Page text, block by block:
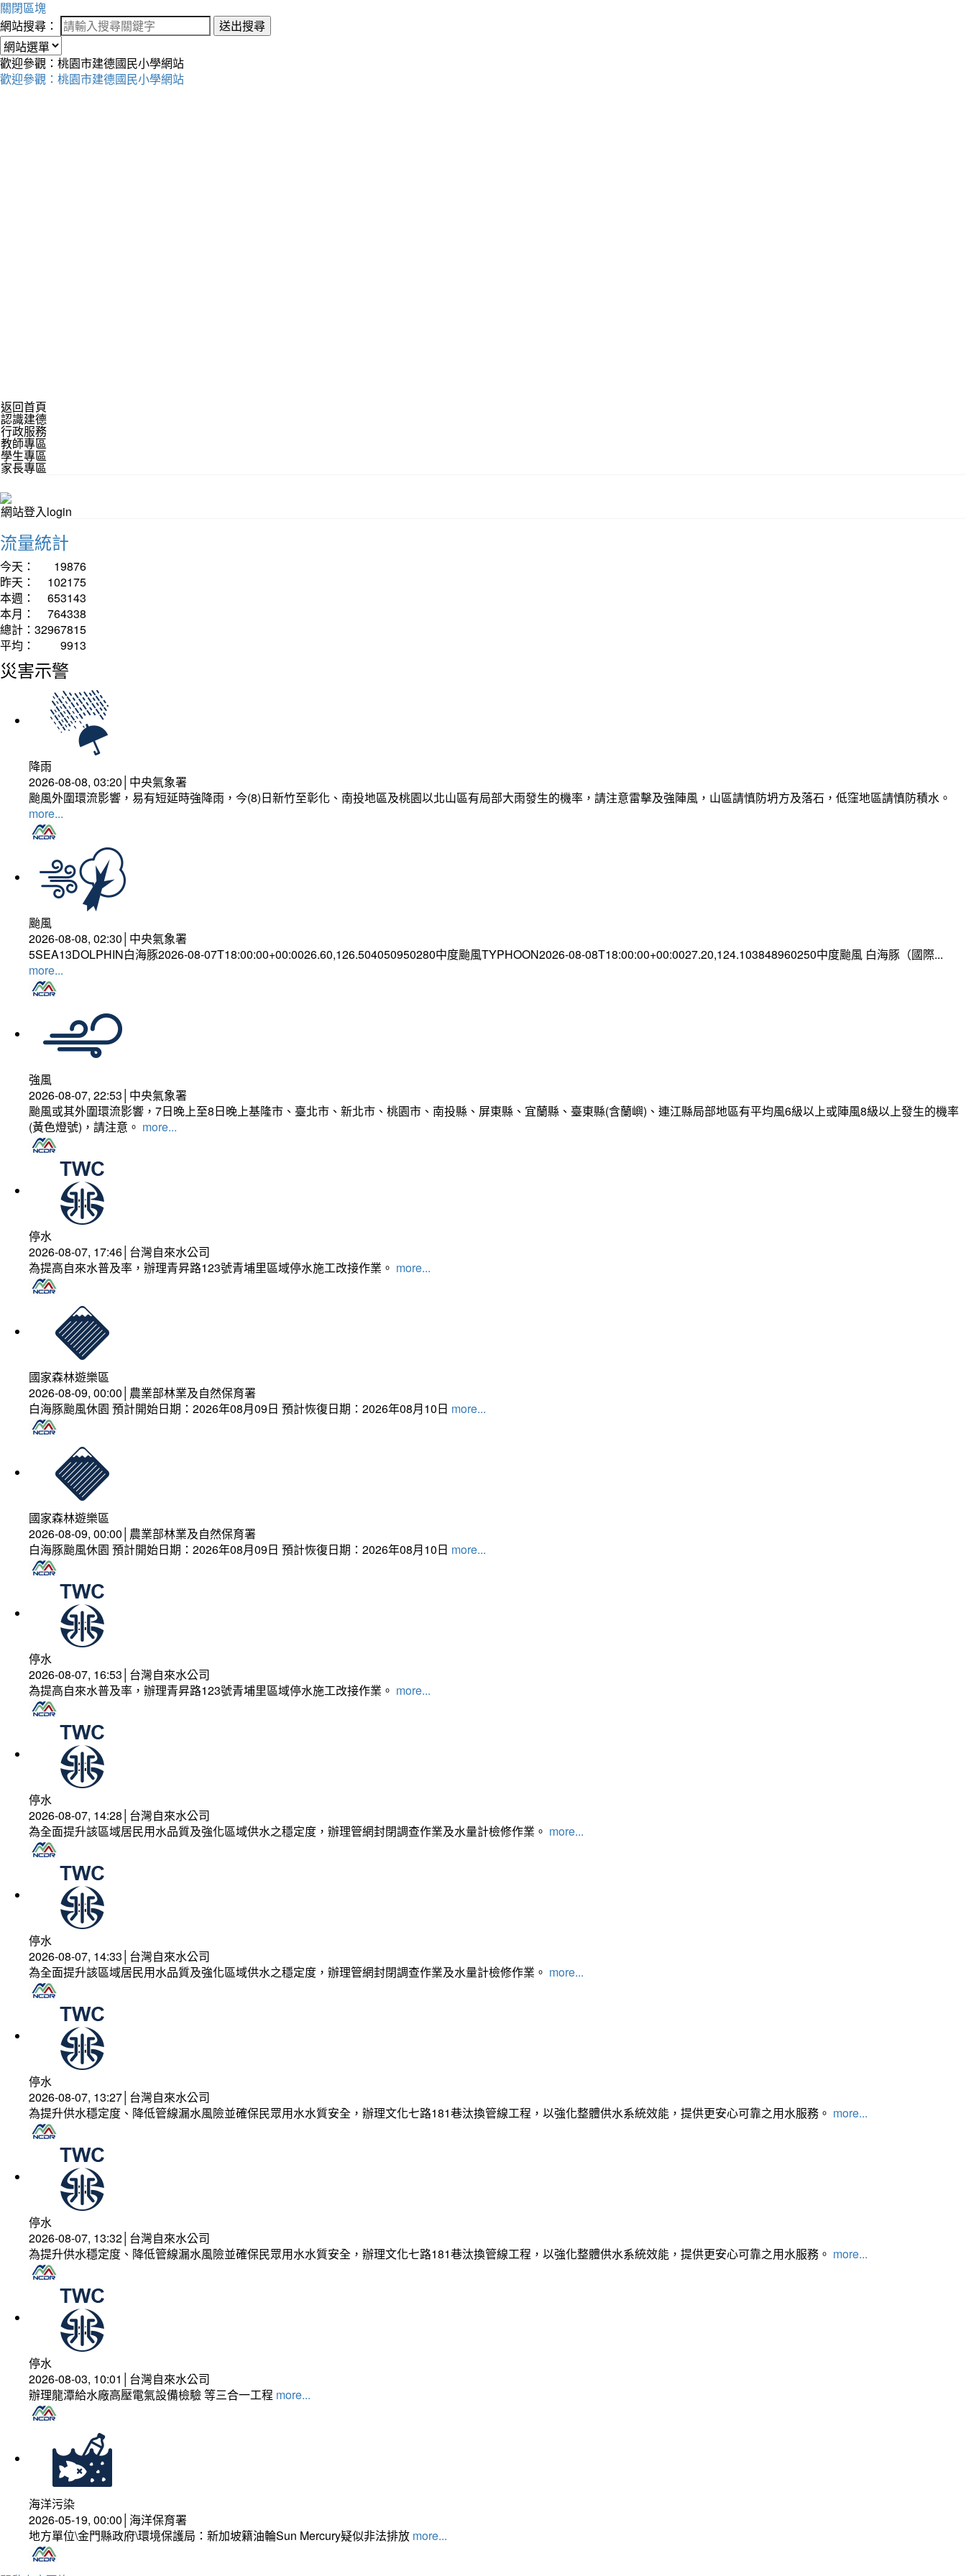
關閉區塊
網站搜尋：
送出搜尋
歡迎參觀：桃園市建德國民小學網站
歡迎參觀：桃園市建德國民小學網站
返回首頁
認識建德
行政服務
教師專區
學生專區
家長專區
網站登入login
流量統計
今天：
19876
昨天：
102175
本週：
653143
本月：
764338
總計： 32967815
平均：
9913
災害示警
降雨
2026-08-08, 03:20│中央氣象署
颱風外圍環流影響，易有短延時強降雨，今(8)日新竹至彰化、南投地區及桃園以北山區有局部大雨發生的機率，請注意雷擊及強陣風，山區請慎防坍方及落石，低窪地區請慎防積水。
more...
颱風
2026-08-08, 02:30│中央氣象署
5SEA13DOLPHIN白海豚2026-08-07T18:00:00+00:0026.60,126.504050950280中度颱風TYPHOON2026-08-08T18:00:00+00:0027.20,124.103848960250中度颱風 白海豚（國際...
more...
強風
2026-08-07, 22:53│中央氣象署
颱風或其外圍環流影響，7日晚上至8日晚上基隆市、臺北市、新北市、桃園市、南投縣、屏東縣、宜蘭縣、臺東縣(含蘭嶼)、連江縣局部地區有平均風6級以上或陣風8級以上發生的機率
(黃色燈號)，請注意。 more...
停水
2026-08-07, 17:46│台灣自來水公司
為提高自來水普及率，辦理青昇路123號青埔里區域停水施工改接作業。 more...
國家森林遊樂區
2026-08-09, 00:00│農業部林業及自然保育署
白海豚颱風休園 預計開始日期：2026年08月09日 預計恢復日期：2026年08月10日 more...
國家森林遊樂區
2026-08-09, 00:00│農業部林業及自然保育署
白海豚颱風休園 預計開始日期：2026年08月09日 預計恢復日期：2026年08月10日 more...
停水
2026-08-07, 16:53│台灣自來水公司
為提高自來水普及率，辦理青昇路123號青埔里區域停水施工改接作業。 more...
停水
2026-08-07, 14:28│台灣自來水公司
為全面提升該區域居民用水品質及強化區域供水之穩定度，辦理管網封閉調查作業及水量計檢修作業。 more...
停水
2026-08-07, 14:33│台灣自來水公司
為全面提升該區域居民用水品質及強化區域供水之穩定度，辦理管網封閉調查作業及水量計檢修作業。 more...
停水
2026-08-07, 13:27│台灣自來水公司
為提升供水穩定度、降低管線漏水風險並確保民眾用水水質安全，辦理文化七路181巷汰換管線工程，以強化整體供水系統效能，提供更安心可靠之用水服務。 more...
停水
2026-08-07, 13:32│台灣自來水公司
為提升供水穩定度、降低管線漏水風險並確保民眾用水水質安全，辦理文化七路181巷汰換管線工程，以強化整體供水系統效能，提供更安心可靠之用水服務。 more...
停水
2026-08-03, 10:01│台灣自來水公司
辦理龍潭給水廠高壓電氣設備檢驗 等三合一工程 more...
海洋污染
2026-05-19, 00:00│海洋保育署
地方單位\金門縣政府\環境保護局：新加坡籍油輪Sun Mercury疑似非法排放 more...